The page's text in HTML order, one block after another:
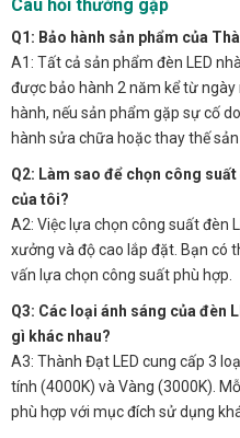
Câu hỏi thường gặp
Q1: Bảo hành sản phẩm của
A1: Tất cả sản phẩm đèn LED
được bảo hành 2 năm kể từ
hành, nếu sản phẩm gặp sự cố
hành sửa chữa hoặc thay thế
Q2: Làm sao để chọn công
của tôi?
A2: Việc lựa chọn công suất đèn
xưởng và độ cao lắp đặt. Bạn có
vấn lựa chọn công suất phù hợp.
Q3: Các loại ánh sáng của đèn
gì khác nhau?
A3: Thành Đạt LED cung cấp 3
tính (4000K) và Vàng (3000K).
phù hợp với mục đích sử dụng